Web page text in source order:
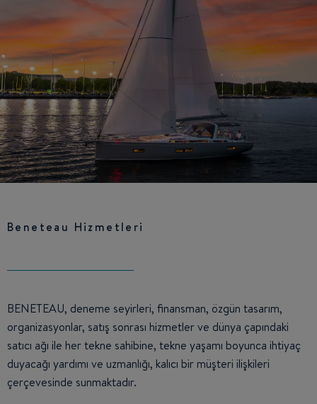
Beneteau Hizmetleri
BENETEAU, deneme seyirleri, finansman, özgün tasarım,
organizasyonlar, satış sonrası hizmetler ve dünya çapındaki
satıcı ağı ile her tekne sahibine, tekne yaşamı boyunca ihtiyaç
duyacağı yardımı ve uzmanlığı, kalıcı bir müşteri ilişkileri
çerçevesinde sunmaktadır.